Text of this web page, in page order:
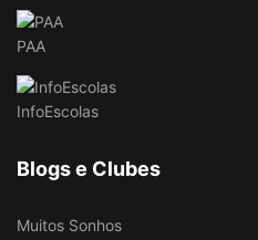
PAA
InfoEscolas
Blogs e Clubes
Muitos Sonhos